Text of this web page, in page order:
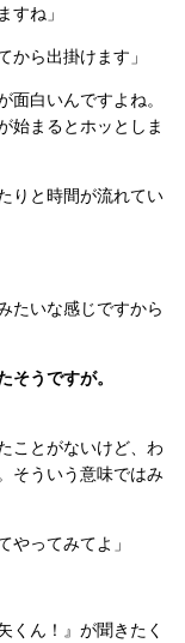
すね」
ら出掛けます」
白いんですよね。
始まるとホッとしま
りと時間が流れてい
たいな感じですから
うですが。
ことがないけど、わ
そういう意味ではみ
ってみてよ」
くん！』が聞きたく